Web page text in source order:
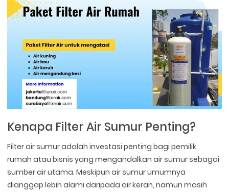
Kenapa Filter Air Sumur Penting?
Filter air sumur adalah investasi penting bagi pemilik
rumah atau bisnis yang mengandalkan air sumur sebagai
sumber air utama. Meskipun air sumur umumnya
dianggap lebih alami daripada air keran, namun masih